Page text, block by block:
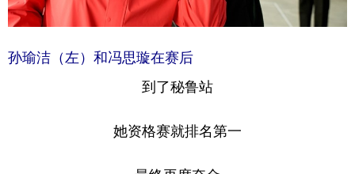
孙瑜洁（左）和冯思璇在赛后
到了秘鲁站
她资格赛就排名第一